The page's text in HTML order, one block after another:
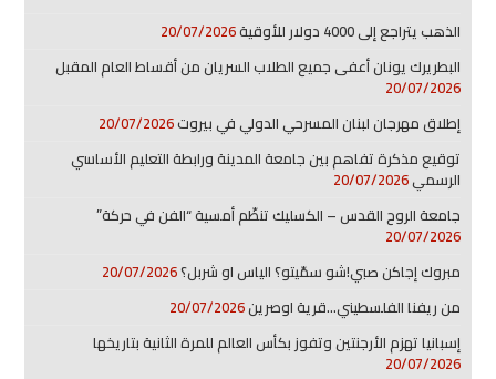
الذهب يتراجع إلى 4000 دولار للأوقية
20/07/2026
البطريرك يونان أعفى جميع الطلاب السريان من أقساط العام المقبل
20/07/2026
إطلاق مهرجان لبنان المسرحي الدولي في بيروت20/07/2026
توقيع مذكرة تفاهم بين جامعة المدينة ورابطة التعليم الأساسي
الرسمي20/07/2026
جامعة الروح القدس – الكسليك تنظّم أمسية “الفن في حركة”
20/07/2026
مبروك إجاكن صبي!شو سمّيتو؟ الياس او شربل؟20/07/2026
من ريفنا الفلسطيني…قرية اوصرين20/07/2026
إسبانيا تهزم الأرجنتين وتفوز بكأس العالم للمرة الثانية بتاريخها
20/07/2026